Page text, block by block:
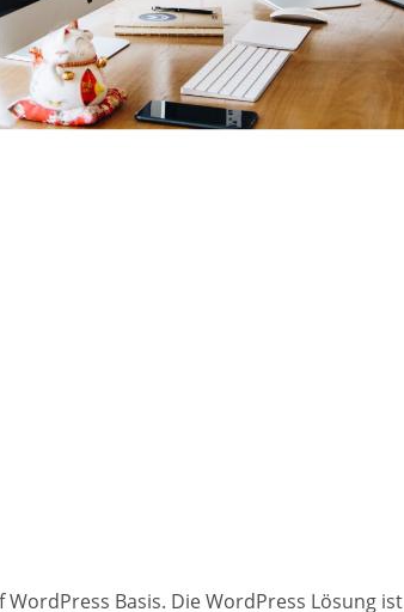
Basis. Die WordPress Lösung ist